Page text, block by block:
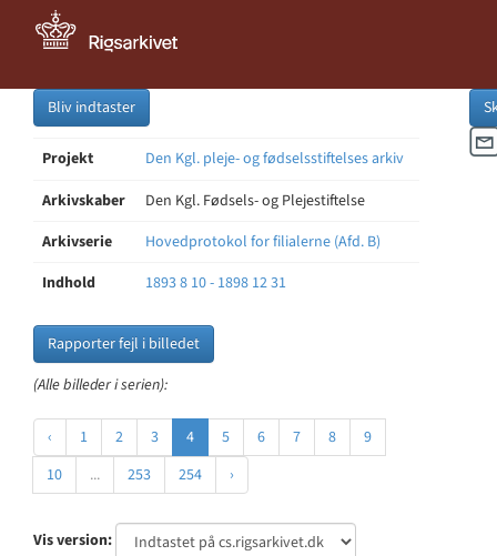
Bliv indtaster
Projekt
Den Kgl. pleje- og fødselsstiftelses arkiv
Arkivskaber
Den Kgl. Fødsels- og Plejestiftelse
Arkivserie
Hovedprotokol for filialerne (Afd. B)
Indhold
1893 8 10 - 1898 12 31
Rapporter fejl i billedet
(Alle billeder i serien):
‹ 1 2 3 4 5 6 7 8
9
10
... 253 254 ›
Vis version: